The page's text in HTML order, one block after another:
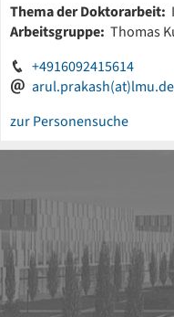
Thema der Doktorarbeit:
Arbeitsgruppe: Thomas
+4916092415614
arul.prakash(at)lmu.de
zur Personensuche